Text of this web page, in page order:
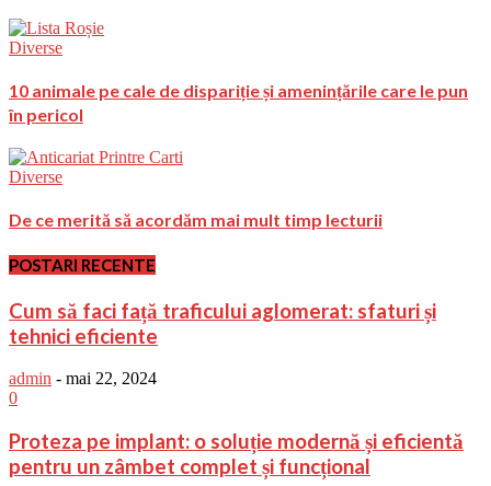
Diverse
10 animale pe cale de dispariție și amenințările care le pun
în pericol
Diverse
De ce merită să acordăm mai mult timp lecturii
POSTARI RECENTE
Cum să faci față traficului aglomerat: sfaturi și
tehnici eficiente
admin - mai 22, 2024
0
Proteza pe implant: o soluție modernă și eficientă
pentru un zâmbet complet și funcțional